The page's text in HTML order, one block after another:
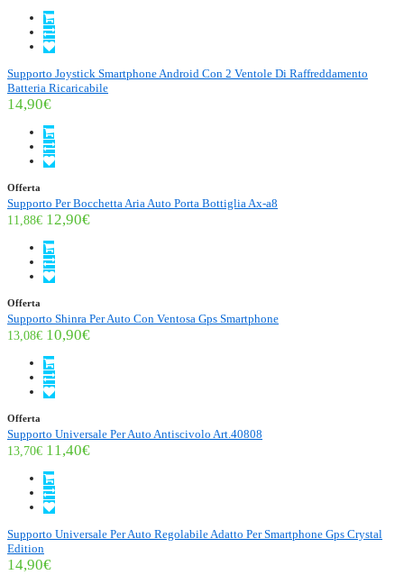
Supporto Joystick Smartphone Android Con 2 Ventole Di Raffreddamento
Batteria Ricaricabile
14,90€
Offerta
Supporto Per Bocchetta Aria Auto Porta Bottiglia Ax-a8
11,88€ 12,90€
Offerta
Supporto Shinra Per Auto Con Ventosa Gps Smartphone
13,08€ 10,90€
Offerta
Supporto Universale Per Auto Antiscivolo Art.40808
13,70€ 11,40€
Supporto Universale Per Auto Regolabile Adatto Per Smartphone Gps Crystal
Edition
14,90€